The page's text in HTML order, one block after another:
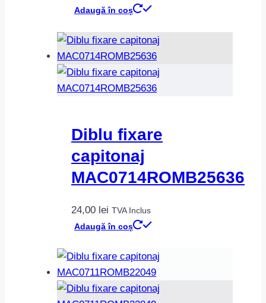
Adaugă în coș
Diblu fixare
capitonaj
MAC0714ROMB25636
24,00 lei TVA Inclus
Adaugă în coș